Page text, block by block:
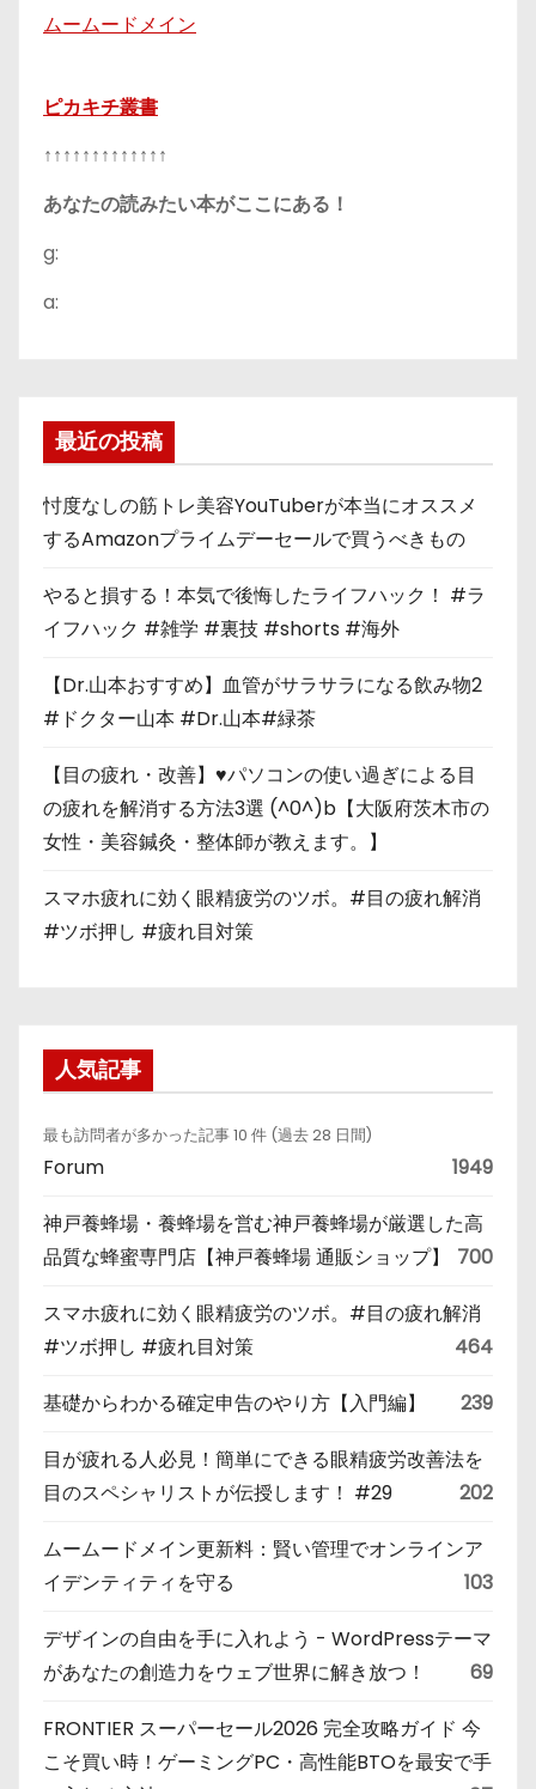
ムームードメイン
ピカキチ叢書
↑↑↑↑↑↑↑↑↑↑↑↑↑
あなたの読みたい本がここにある！
g:
a:
最近の投稿
忖度なしの筋トレ美容YouTuberが本当にオススメ
するAmazonプライムデーセールで買うべきもの
やると損する！本気で後悔したライフハック！ #ラ
イフハック #雑学 #裏技 #shorts #海外
【Dr.山本おすすめ】血管がサラサラになる飲み物2
#ドクター山本 #Dr.山本#緑茶
【目の疲れ・改善】♥パソコンの使い過ぎによる目
の疲れを解消する方法3選 (^0^)b【大阪府茨木市の
女性・美容鍼灸・整体師が教えます。】
スマホ疲れに効く眼精疲労のツボ。#目の疲れ解消
#ツボ押し #疲れ目対策
人気記事
最も訪問者が多かった記事 10 件 (過去 28 日間)
Forum 1949
神戸養蜂場・養蜂場を営む神戸養蜂場が厳選した高
品質な蜂蜜専門店【神戸養蜂場 通販ショップ】
700
スマホ疲れに効く眼精疲労のツボ。#目の疲れ解消
#ツボ押し #疲れ目対策
464
基礎からわかる確定申告のやり方【入門編】 239
目が疲れる人必見！簡単にできる眼精疲労改善法を
目のスペシャリストが伝授します！ #29
202
ムームードメイン更新料：賢い管理でオンラインア
イデンティティを守る
103
デザインの自由を手に入れよう - WordPressテーマ
があなたの創造力をウェブ世界に解き放つ！
69
FRONTIER スーパーセール2026 完全攻略ガイド 今
こそ買い時！ゲーミングPC・高性能BTOを最安で手